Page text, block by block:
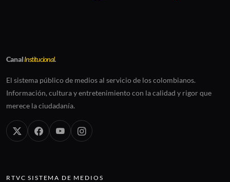
CanalInstitucional.
El sistema público de medios al servicio de los colombianos.
Información, cultura y entretenimiento con la calidad y rigor que
merece la ciudadanía.
RTVC SISTEMA DE MEDIOS